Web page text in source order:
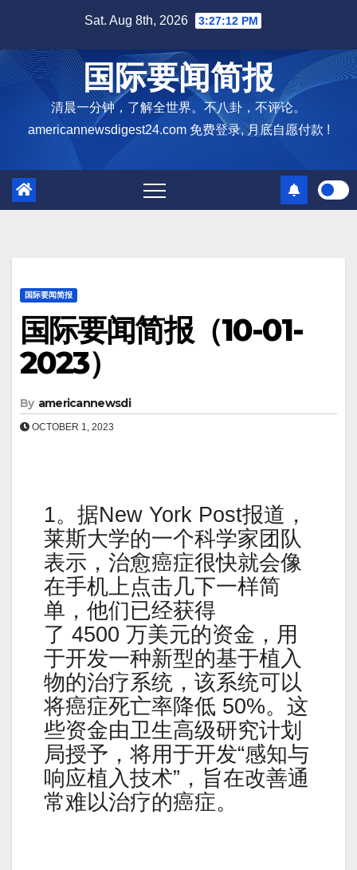
content
Sat. Aug 8th, 2026 3:27:14 PM
国际要闻简报
清晨一分钟，了解全世界。不八卦，不评论。
americannewsdigest24.com 免费登录, 月底自愿付款 !
国际要闻简报
国际要闻简报（10-01-
2023）
By americannewsdi
OCTOBER 1, 2023
1。据New York Post报道，
莱斯大学的一个科学家团队
表示，治愈癌症很快就会像
在手机上点击几下一样简
单，他们已经获得
了 4500 万美元的资金，用
于开发一种新型的基于植入
物的治疗系统，该系统可以
将癌症死亡率降低 50%。这
些资金由卫生高级研究计划
局授予，将用于开发“感知与
响应植入技术”，旨在改善通
常难以治疗的癌症。